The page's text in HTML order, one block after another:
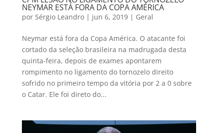
NEYMAR ESTÁ FORA DA COPA AMÉRICA
por Sérgio Leandro| jun 6, 2019| Geral
Neymar está fora da Copa América. O atacante foi
cortado da seleção brasileira na madrugada desta
quinta-feira, depois de exames apontarem
rompimento no ligamento do tornozelo direito
sofrido no primeiro tempo da vitória por 2 a 0 sobre
o Catar. Ele foi direto do...